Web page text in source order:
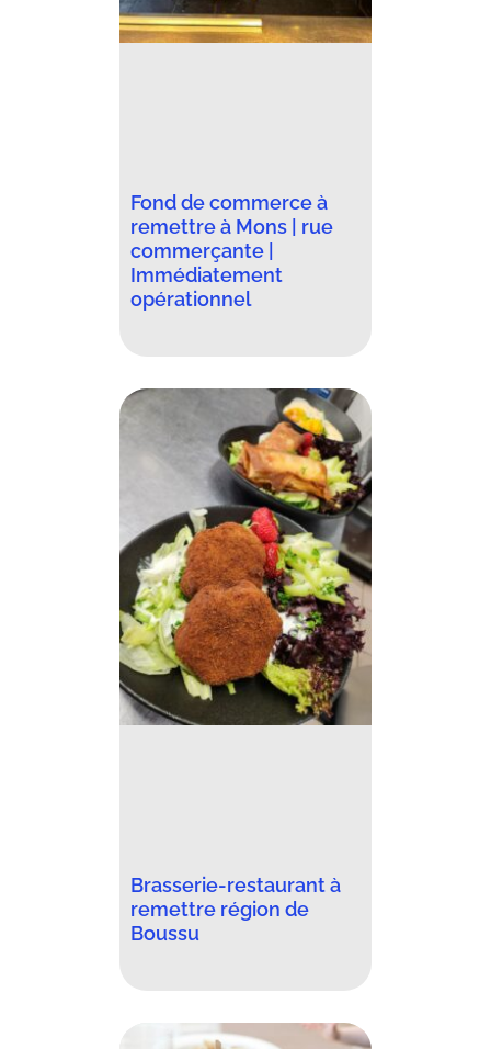
Fond de commerce à
remettre à Mons | rue
commerçante |
Immédiatement
opérationnel
Brasserie-restaurant à
remettre région de
Boussu